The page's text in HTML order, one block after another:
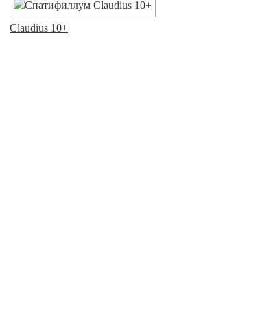
Claudius 10+